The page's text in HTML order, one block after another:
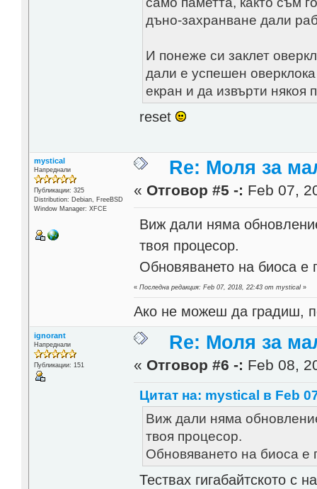
дъно-захранване дали
И понеже си заклет
дали е успешен
екран и да извърти
reset
mystical
Напреднали
Публикации: 325
Distribution: Debian, FreeBSD
Window Manager: XFCE
Re: Моля за
« Отговор #5 -: Feb 07,
Виж дали няма
твоя процесор.
Обновяването на биоса е
«Последна редакция: Feb 07, 2018, 22:43 от mystical »
Ако не можеш да градиш,
ignorant
Напреднали
Публикации: 151
Re: Моля за
« Отговор #6 -: Feb 08,
Цитат на: mystical в Feb
Виж дали няма
твоя процесор.
Обновяването на биоса е
Тествах гигабайтското с